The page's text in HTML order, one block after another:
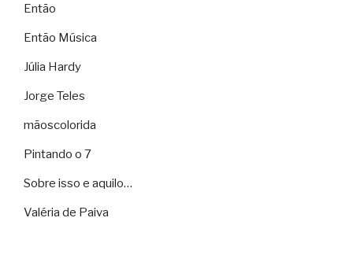
Então
Então Música
Júlia Hardy
Jorge Teles
mãoscolorida
Pintando o 7
Sobre isso e aquilo…
Valéria de Paiva